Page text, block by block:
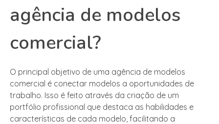
agência de modelos
comercial?
O principal objetivo de uma agência de modelos
comercial é conectar modelos a oportunidades de
trabalho. Isso é feito através da criação de um
portfólio profissional que destaca as habilidades e
características de cada modelo, facilitando a